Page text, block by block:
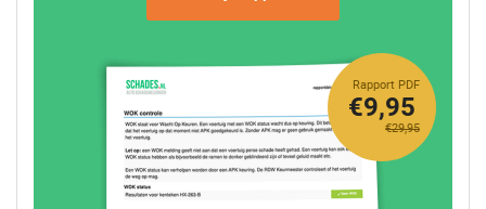
Rapport PDF
€29,95
€9,95